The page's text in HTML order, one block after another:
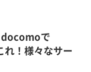
docomoで
！様々なサー